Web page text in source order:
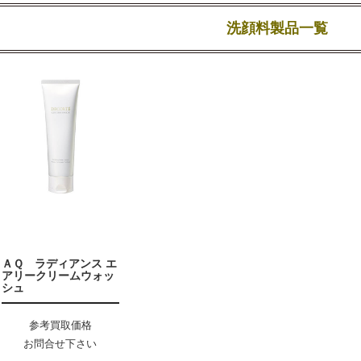
洗顔料製品一覧
ＡＱ ラディアンス エ
アリークリームウォッ
シュ
参考買取価格
お問合せ下さい